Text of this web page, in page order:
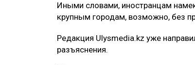
Иными словами, иностранцам
крупным городам, возможно, без
Редакция Ulysmedia.kz уже
разъяснения.